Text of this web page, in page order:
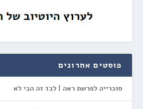
פוסטים אחרונים
סוכרייה לפרשת ראה | לבד זה הכי לא